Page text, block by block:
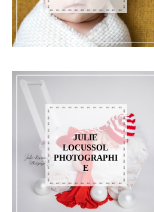
JULIE
LOCUSSOL
PHOTOGRAPHI
E